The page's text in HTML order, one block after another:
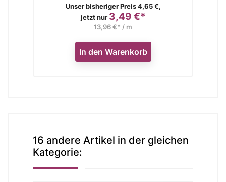
Verkaufspreis
Unser bisheriger Preis 4,65 €,
jetzt nur Preis
3,49 €*
13,96 €* / m
In den Warenkorb
16 andere Artikel in der gleichen
Kategorie: